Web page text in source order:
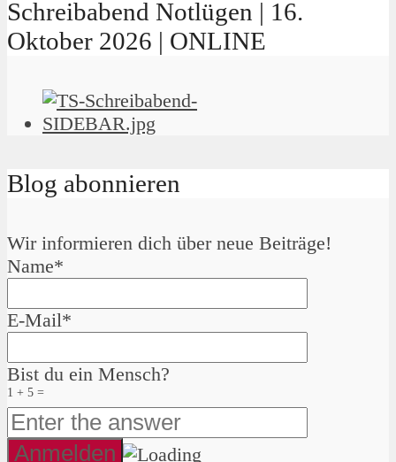
Schreibabend Notlügen | 16.
Oktober 2026 | ONLINE
Blog abonnieren
Wir informieren dich über neue Beiträge!
Name*
E-Mail*
Bist du ein Mensch?
1 + 5 =